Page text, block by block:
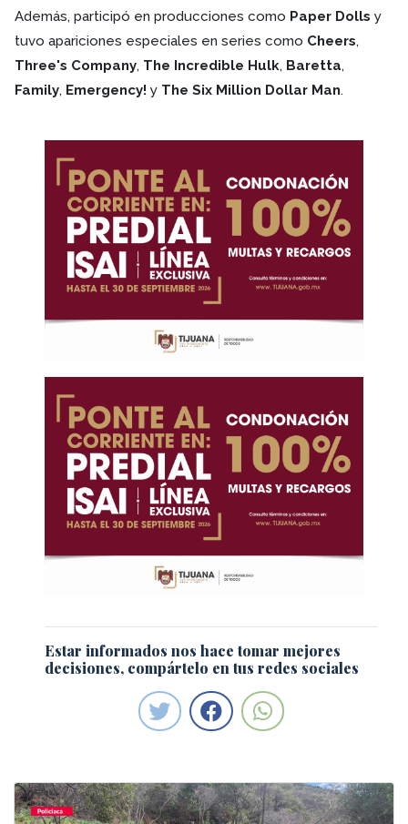
Además, participó en producciones como Paper Dolls y
tuvo apariciones especiales en series como Cheers,
Three's Company, The Incredible Hulk, Baretta,
Family, Emergency! y The Six Million Dollar Man.
Estar informados nos hace tomar mejores
decisiones, compártelo en tus redes sociales